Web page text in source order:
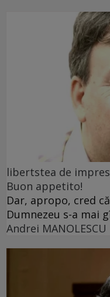
libertstea de
Buon appetito!
Dar, apropo, cred
Dumnezeu s-a mai
Andrei MANOLESCU